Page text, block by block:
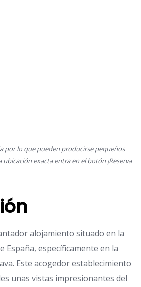
por lo que pueden producirse pequeños
ubicación exacta entra en el botón ¡Reserva
alojamiento situado en la
España, específicamente en la
Este acogedor establecimiento
unas vistas impresionantes del